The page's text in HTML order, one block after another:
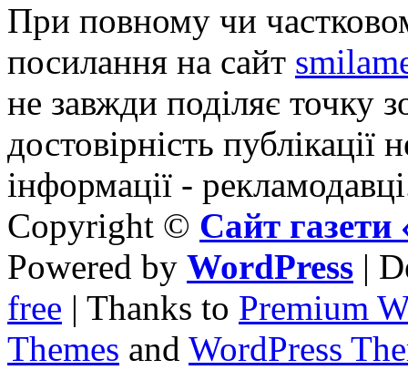
При повному чи
посилання на сайт
не завжди поділяє точку
достовірність публікації
інформації -
Copyright © Сайт
Powered by WordPress |
free | Thanks to Premium
Themes and WordPress